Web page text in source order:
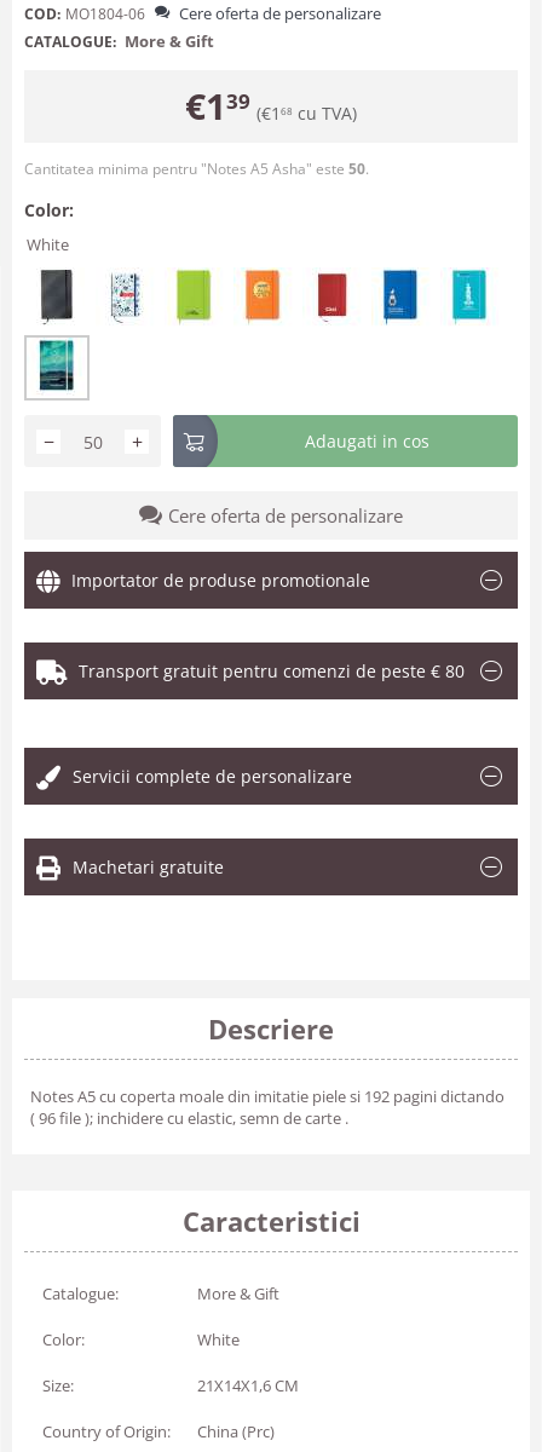
COD: MO1804-06 Cere oferta de personalizare
CATALOGUE: More & Gift
€139 (€1 68 cu TVA)
Cantitatea minima pentru "Notes A5 Asha" este 50.
Color:
White
+
− Adaugati in cos
Cere oferta de personalizare
Importator de produse promotionale
Transport gratuit pentru comenzi de peste € 80
Servicii complete de personalizare
Machetari gratuite
Descriere
Notes A5 cu coperta moale din imitatie piele si 192 pagini dictando
( 96 file ); inchidere cu elastic, semn de carte .
Caracteristici
Catalogue: More & Gift
Color: White
Size: 21X14X1,6 CM
Country of Origin: China (Prc)